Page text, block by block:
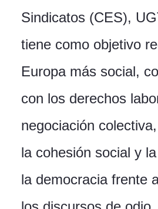
Sindicatos (CES),
tiene como objetivo
Europa más social,
con los derechos
negociación
la cohesión social y
la democracia frente